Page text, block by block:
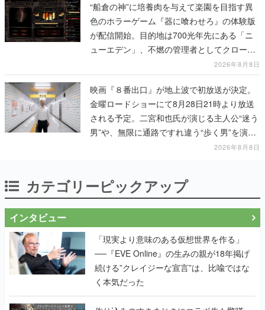
“船倉の神”に培養肉を与えて楽園を目指す異
色のホラーゲーム『器に喰わせろ』の体験版
が配信開始。目的地は700光年先にある「ニ
ューエデン」、不燃の管理者としてクローン
人間を増やし、加工して神に捧げる2026年8月8日
映画『８番出口』が地上波で初放送が決定。
金曜ロードショーにて8月28日21時より放送
される予定。二宮和也氏が演じる主人公“迷う
男”や、無限に通路ですれ違う“歩く男”を演じ
2026年8月8日
カテゴリーピックアップ
インタビュー
「現実より意味のある仮想世界を作る」
──『EVE Online』の生みの親が18年掲げ
続ける”クレイジーな宣言”は、比喩ではな
く本気だった